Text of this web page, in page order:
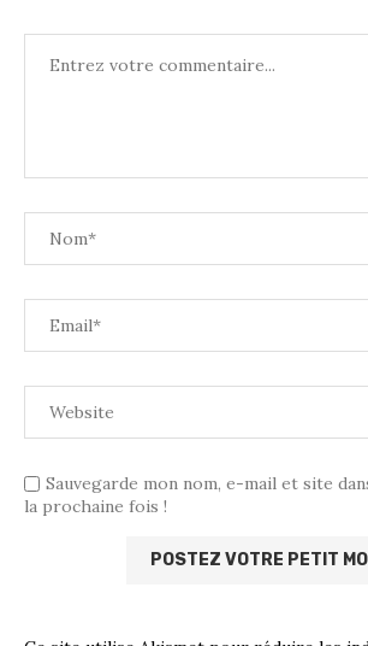
Sauvegarde mon nom, e-mail et site
la prochaine fois !